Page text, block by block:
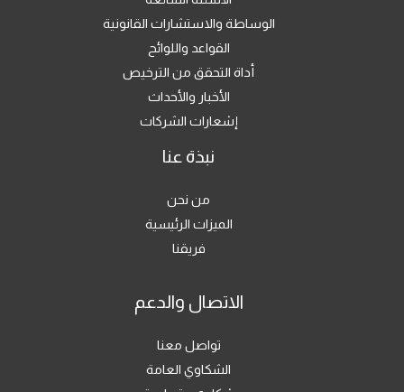
الوساطة والاستشارات القانونية
القواعد واللوائح
أداة التحقق من الترخيص
الأخبار والأحداث
إشعارات الشركات
نبذة عنا
من نحن
الميزات الرئيسية
فريقنا
الاتصال والدعم
تواصل معنا
الشكاوي العامة